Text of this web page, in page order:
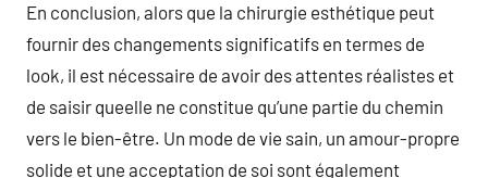
En conclusion, alors que la chirurgie esthétique peut
fournir des changements significatifs en termes de
look, il est nécessaire de avoir des attentes réalistes et
de saisir queelle ne constitue qu’une partie du chemin
vers le bien-être. Un mode de vie sain, un amour-propre
solide et une acceptation de soi sont également